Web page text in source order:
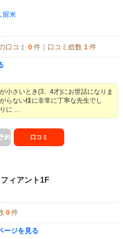
留米
口コミ 0 件｜口コミ総数 1 件
小さいとき(3、4才)にお世話になりま
らない様に非常に丁寧な先生でし
に ...
約 口コミ
ィアント1F
0 件
ージを見る